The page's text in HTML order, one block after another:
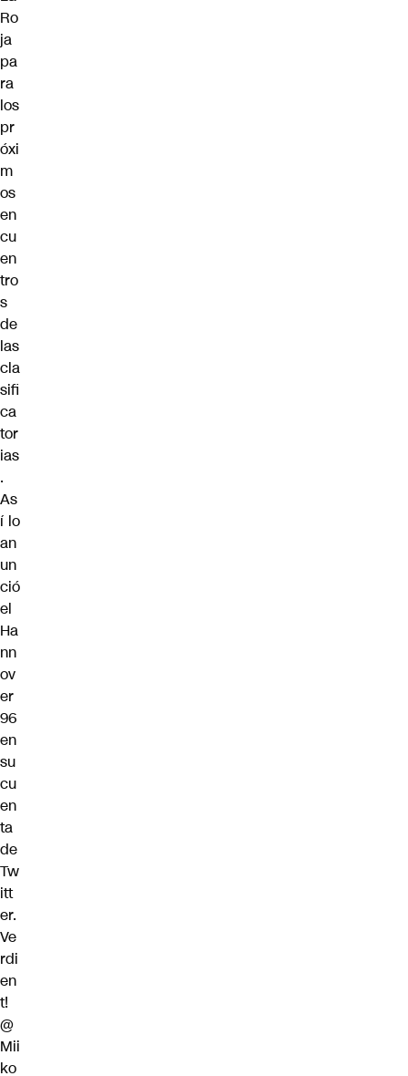
Ro
ja
pa
ra
los
pr
óxi
m
os
en
cu
en
tro
s
de
las
cla
sifi
ca
tor
ias
.
As
í lo
an
un
ció
el
Ha
nn
ov
er
96
en
su
cu
en
ta
de
Tw
itt
er.
Ve
rdi
en
t!
@
Mii
ko